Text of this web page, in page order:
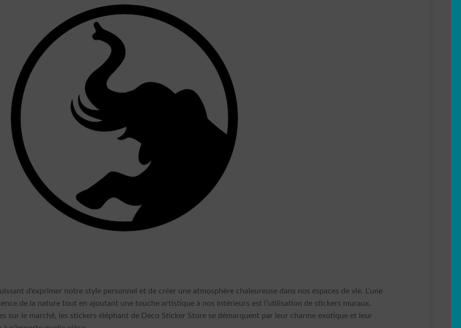
d’exprimer notre style personnel et de créer une atmosphère chaleureuse dans nos espaces de vie. L’une
de la nature tout en ajoutant une touche artistique à nos intérieurs est l’utilisation de stickers muraux.
sur le marché, les stickers éléphant de Deco Sticker Store se démarquent par leur charme exotique et leur